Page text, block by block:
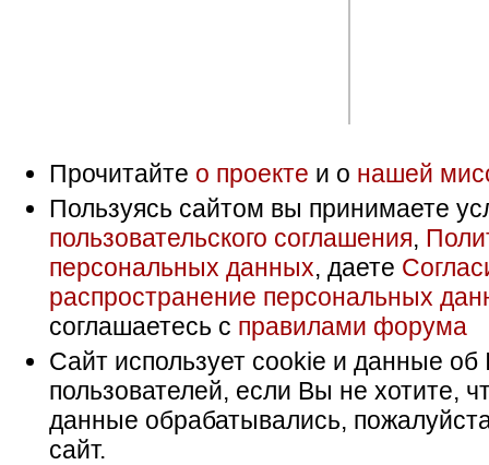
Прочитайте о проекте и о нашей
Пользуясь сайтом вы принимаете
пользовательского соглашения,
персональных данных, даете
распространение персональных
соглашаетесь с правилами форума
Сайт использует cookie и данные об
пользователей, если Вы не хотите,
данные обрабатывались,
сайт.